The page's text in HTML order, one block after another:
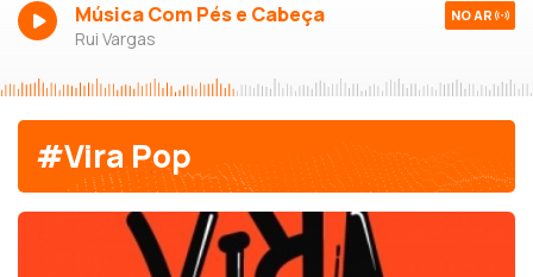
Música Com Pés e Cabeça
Rui Vargas
NO AR
#Vira Pop